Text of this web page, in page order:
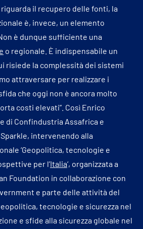
il recupero delle fonti, la
è, invece, un elemento
è dunque sufficiente una
o regionale. È indispensabile un
risiede la complessità dei sistemi
attraversare per realizzare i
che oggi non è ancora molto
costi elevati”. Così Enrico
di Confindustria Assafrica e
intervenendo alla
‘Geopolitica, tecnologie e
per l’Italia‘, organizzata a
Foundation in collaborazione con
e parte delle attività del
tecnologie e sicurezza nel
e sfide alla sicurezza globale nel